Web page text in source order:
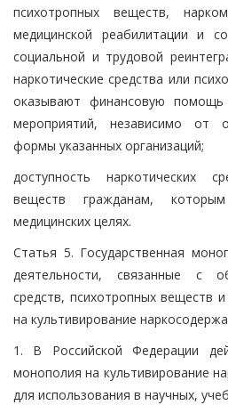
психотропных веществ,
медицинской реабилитации и
социальной и трудовой
наркотические средства или
оказывают финансовую помощь
мероприятий, независимо от
формы указанных организаций;
доступность наркотических
веществ гражданам,
медицинских целях.
Статья 5. Государственная
деятельности, связанные с
средств, психотропных веществ
на культивирование
1. В Российской Федерации
монополия на культивирование
для использования в научных,